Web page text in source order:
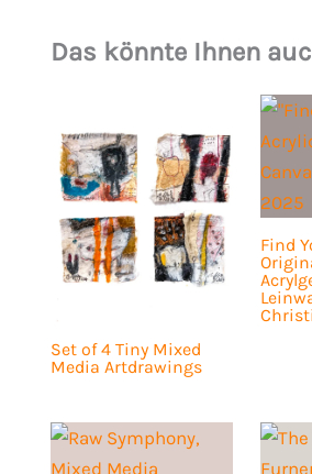
Das könnte Ihnen
Set of 4 Tiny Mixed
Media Artdrawings
Find